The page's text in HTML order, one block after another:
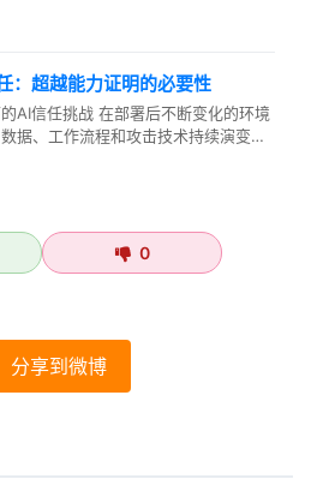
：超越能力证明的必要性
AI信任挑战 在部署后不断变化的环境
据、工作流程和攻击技术持续演变，
0
分享到微博